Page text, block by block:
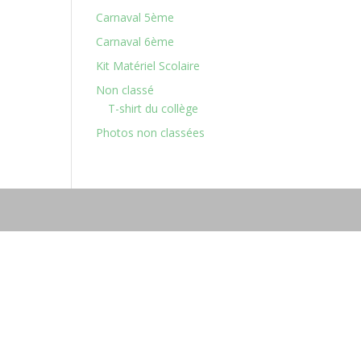
Carnaval 5ème
Carnaval 6ème
Kit Matériel Scolaire
Non classé
T-shirt du collège
Photos non classées